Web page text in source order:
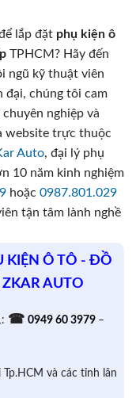
lắp đặt phụ kiện ô
TPHCM? Hãy đến
ngũ kỹ thuật viên
đại, chúng tôi cam
nghiệp và
website trực thuộc
Auto, đại lý phụ
10 năm kinh nghiệm
hoặc 0987.801.029
tận tâm lành nghề
KIỆN Ô TÔ - ĐỒ
AUTO
☎ 0949 60 3979 –
và các tỉnh lân